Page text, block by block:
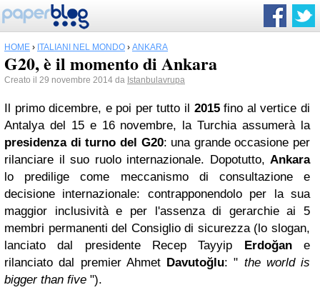
HOME › ITALIANI NEL MONDO › ANKARA
G20, è il momento di Ankara
Creato il 29 novembre 2014 da Istanbulavrupa
Il primo dicembre, e poi per tutto il 2015fino al vertice di
Antalya del 15 e 16 novembre, la Turchia assumerà la
presidenza di turno del G20: una grande occasione per
rilanciare il suo ruolo internazionale. Dopotutto, Ankara
lo predilige come meccanismo di consultazione e
decisione internazionale: contrapponendolo per la sua
maggior inclusività e per l'assenza di gerarchie ai 5
membri permanenti del Consiglio di sicurezza (lo slogan,
lanciato dal presidente Recep Tayyip Erdoğane
rilanciato dal premier Ahmet Davutoğlu: " the world is
bigger than five ").